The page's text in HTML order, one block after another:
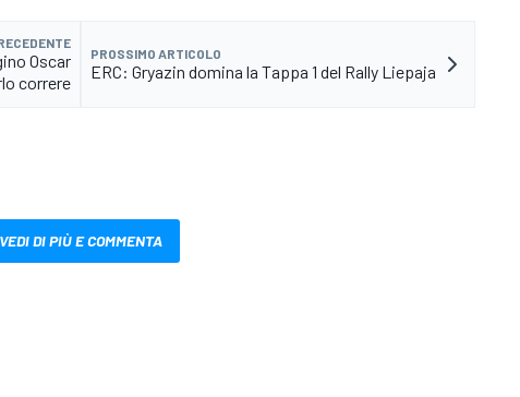
Oscar
correre
PROSSIMO ARTICOLO
ERC: Gryazin domina la Tappa 1 del Rally Liepaja
VEDI DI PIÙ E COMMENTA